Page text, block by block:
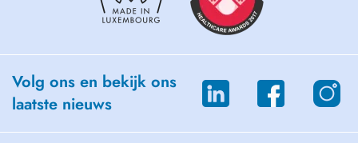
Volg ons en bekijk ons
laatste nieuws